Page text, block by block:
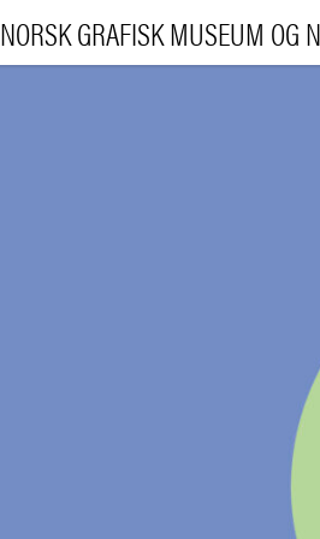
NORSK GRAFISK MUSEUM OG